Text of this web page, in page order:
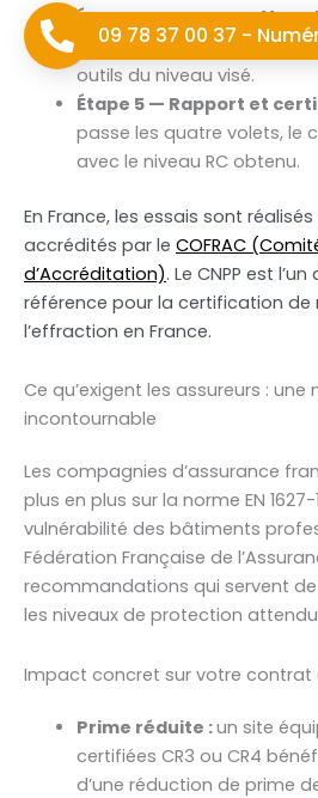
Étape 4 — Tests
tentative d’effraction
outils du niveau visé.
Étape 5 — Rapport et
passe les quatre volets, le
avec le niveau RC obtenu.
En France, les essais sont
accrédités par le COFRAC
d’Accréditation). Le CNPP est
référence pour la certification de
l’effraction en France.
Ce qu’exigent les assureurs : une
incontournable
Les compagnies d’assurance
plus en plus sur la norme EN
vulnérabilité des bâtiments
Fédération Française de
recommandations qui servent
les niveaux de protection
Impact concret sur votre contrat
Prime réduite :un site
certifiées CR3 ou CR4
d’une réduction de prime
09 78 37 00 37 -